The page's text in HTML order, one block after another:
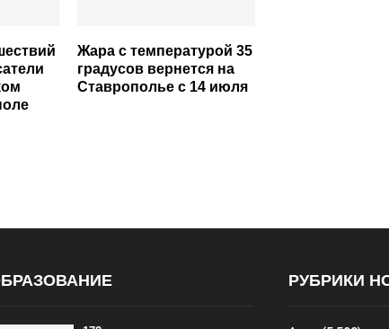
Жара с температурой 35
градусов вернется на
Ставрополье с 14 июля
РУБРИКИ